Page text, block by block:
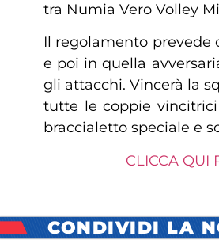
tra Numia Vero Volley
Il regolamento prevede
e poi in quella
gli attacchi. Vincerà la
tutte le coppie
braccialetto speciale e
CLICCA QUI
CONDIVIDI LA